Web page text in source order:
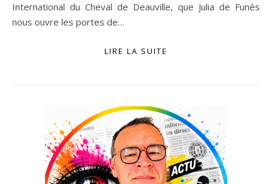
International du Cheval de Deauville, que Julia de Funès
nous ouvre les portes de…
LIRE LA SUITE